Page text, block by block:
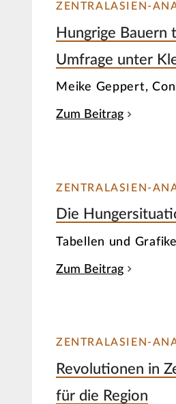
ZENTRALASIEN-
Hungrige Bauern
Umfrage unter
Meike Geppert,
Zum Beitrag
ZENTRALASIEN-
Die
Tabellen und
Zum Beitrag
ZENTRALASIEN-
Revolutionen in
für die Region